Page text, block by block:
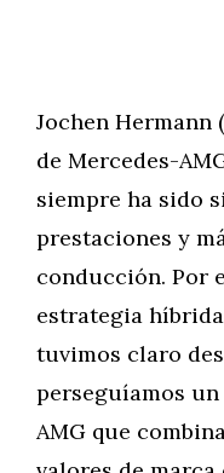
Jochen
de Mercedes-
siempre ha sido
prestaciones y
conducción. Por
estrategia híbrida
tuvimos claro
perseguíamos
AMG que